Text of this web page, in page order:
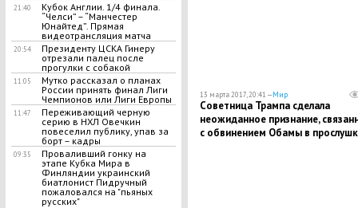
21:40
Кубок Англии. 1/4 финала.
“Челси” – “Манчестер
Юнайтед”. Прямая
видеотрансляция матча
20:54
Президенту ЦСКА Гинеру
отрезали палец после
прогулки с собакой
11:05
Мутко рассказал о планах
России принять финал Лиги
Чемпионов или Лиги Европы
11:47
Переживающий черную
серию в НХЛ Овечкин
повеселил публику, упав за
борт – кадры
09:35
Проваливший гонку на
этапе Кубка Мира в
Финляндии украинский
биатлонист Пидручный
пожаловался на "пьяных
русских"
13 марта 2017, 20:41 —Мир
Советница Трампа сделала
неожиданное признание,
с обвинением Обамы в